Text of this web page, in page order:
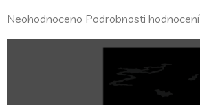
Průměrné
Neohodnoceno Podrobnosti hodnocení